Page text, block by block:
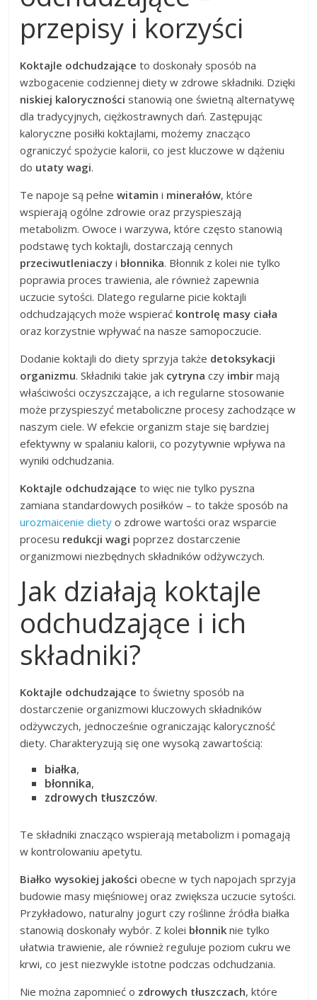
przepisy i korzyści
Koktajle odchudzające to doskonały sposób na
wzbogacenie codziennej diety w zdrowe składniki. Dzięki
niskiej kaloryczności stanowią one świetną alternatywę
dla tradycyjnych, ciężkostrawnych dań. Zastępując
kaloryczne posiłki koktajlami, możemy znacząco
ograniczyć spożycie kalorii, co jest kluczowe w dążeniu
do utaty wagi.
Te napoje są pełnewitamin i minerałów, które
wspierają ogólne zdrowie oraz przyspieszają
metabolizm. Owoce i warzywa, które często stanowią
podstawę tych koktajli, dostarczają cennych
przeciwutleniaczy i błonnika. Błonnik z kolei nie tylko
poprawia proces trawienia, ale również zapewnia
uczucie sytości. Dlatego regularne picie koktajli
odchudzających może wspierać kontrolę masy ciała
oraz korzystnie wpływać na nasze samopoczucie.
Dodanie koktajli do diety sprzyja także detoksykacji
organizmu. Składniki takie jak cytryna czy imbir mają
właściwości oczyszczające, a ich regularne stosowanie
może przyspieszyć metaboliczne procesy zachodzące w
naszym ciele. W efekcie organizm staje się bardziej
efektywny w spalaniu kalorii, co pozytywnie wpływa na
wyniki odchudzania.
Koktajle odchudzające to więc nie tylko pyszna
zamiana standardowych posiłków – to także sposób na
urozmaicenie diety o zdrowe wartości oraz wsparcie
procesu redukcji wagi poprzez dostarczenie
organizmowi niezbędnych składników odżywczych.
Jak działają koktajle
odchudzające i ich
składniki?
Koktajle odchudzające to świetny sposób na
dostarczenie organizmowi kluczowych składników
odżywczych, jednocześnie ograniczając kaloryczność
diety. Charakteryzują się one wysoką zawartością:
białka,
błonnika,
zdrowych tłuszczów.
Te składniki znacząco wspierają metabolizm i pomagają
w kontrolowaniu apetytu.
Białko wysokiej jakości obecne w tych napojach sprzyja
budowie masy mięśniowej oraz zwiększa uczucie sytości.
Przykładowo, naturalny jogurt czy roślinne źródła białka
stanowią doskonały wybór. Z kolei błonnik nie tylko
ułatwia trawienie, ale również reguluje poziom cukru we
krwi, co jest niezwykle istotne podczas odchudzania.
Nie można zapomnieć o zdrowych tłuszczach, które